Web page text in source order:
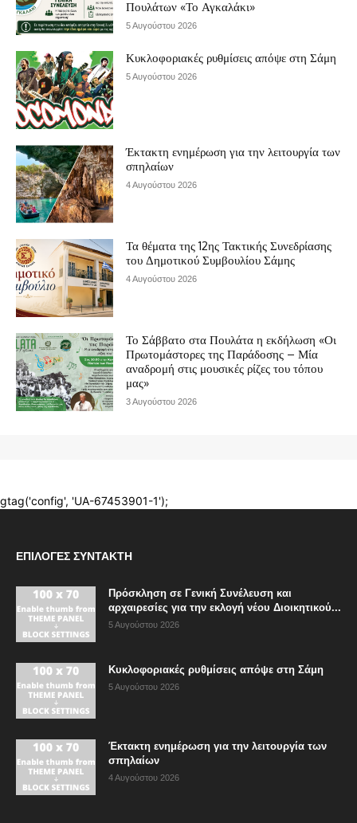
ΕΠΙΛΟΓΈΣ ΣΥΝΤΆΚΤΗ
Πρόσκληση σε Γενική Συνέλευση και
αρχαιρεσίες για την εκλογή νέου Διοικητικού...
5 Αυγούστου 2026
Κυκλοφοριακές ρυθμίσεις απόψε στη Σάμη
5 Αυγούστου 2026
Έκτακτη ενημέρωση για την λειτουργία των
σπηλαίων
4 Αυγούστου 2026